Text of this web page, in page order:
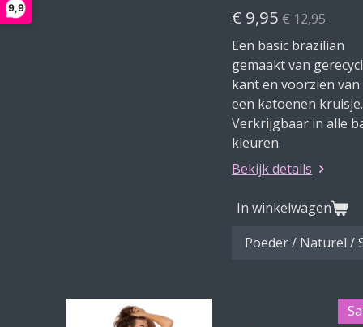
9,9 € 9,95 € 12,95
Een basic brazilian
gemaakt van
kant en voorzien van
een katoenen kruisje.
Verkrijgbaar in alle
kleuren.
Bekijk details
In winkelwagen